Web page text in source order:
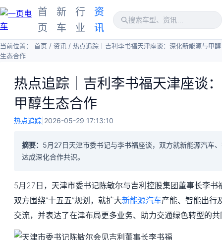
首
页
新
车
行
业
资
讯
当前位置： 首页 / 资讯 / 热点追踪｜吉利李书福天津座谈：深化新能源与甲醇
生态合作
热点追踪｜吉利李书福天津座谈
甲醇生态合作
热点追踪 2026-05-29 17:13:10
摘要： 5月27日天津市委书记与李书福座谈，双方就新能源汽车
达成深化合作共识。
5月27日，天津市委书记陈敏尔与吉利控股集团董事长李书
双方围绕“十五五”规划，就扩大新能源汽车产能、智能出行
交流，并表达了在津布局更多业务、助力交通绿色转型的